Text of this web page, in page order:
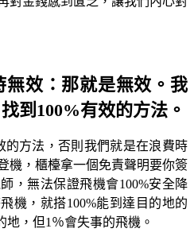
無效：那就是無效。我
到100%有效的方法。
的方法，否則我們就是在浪費時
機，櫃檯拿一個免責聲明要你簽
，無法保證飛機會100%安全降
機，就搭100%能到達目的地的
地，但1％會失事的飛機。